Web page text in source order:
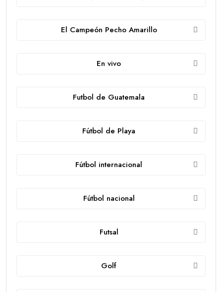
El Campeón Pecho Amarillo
En vivo
Futbol de Guatemala
Fútbol de Playa
Fútbol internacional
Fútbol nacional
Futsal
Golf